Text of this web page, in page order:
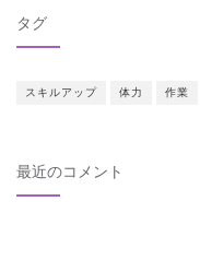
タグ
スキルアップ 体力 作業
最近のコメント